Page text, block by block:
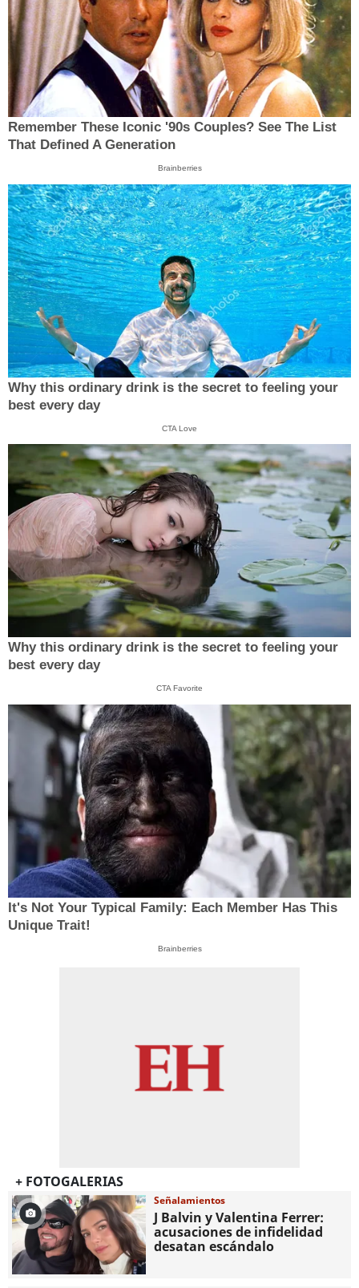
Remember These Iconic '90s Couples? See The List
That Defined A Generation
Brainberries
Why this ordinary drink is the secret to feeling your
best every day
CTA Love
Why this ordinary drink is the secret to feeling your
best every day
CTA Favorite
It's Not Your Typical Family: Each Member Has This
Unique Trait!
Brainberries
+ FOTOGALERIAS
Señalamientos
J Balvin y Valentina Ferrer:
acusaciones de infidelidad
desatan escándalo